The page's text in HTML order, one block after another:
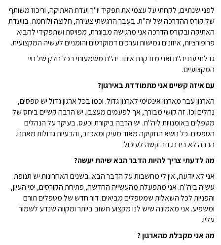
לפני שנתיים, לקחתי על עצמי את תפקיד יו"ר ועדת האתיקה, וריכוז משותף
של קורס ההדרכה של יה"ת. בעבר הרגשתי צעירה, חלוצה ולוחמת. בוועדת
האתיקה ובקורס הדרכה אני מרגישה מבוגרת, מפויסת ושתפקידי להביא
פרופורציות, איזונים גמישות וערכים דמוקרטים והומניים לעשיה המקצועית.
גדלתי עם יה"ת ואני מזדקנת איתו . יה"ת משמעותי בכל חלק של חיי
המקצועיים.
עם איזה קשיים אני מתמודדת באירגון?
הארגון עבר מארגון אינטימי לארגון גדול. וכמו בכל ארגון גדול יש טפסים,
נהלים וכו'. זה קושי מבורך, אך לפעמים מעצבן. יש הרבה קשיים ביחס של
מטפלים באומנויות ליה"ת. יש הרבה ביקורת וכעס. בעיקר על הנהלים
הטפסים. כל נושא החקיקה מאוד מעיק ומאכזב, והבעיות גדולות מאתנו.
הרבה לא בידנו. וזה קשה לעיכול.
מה לדעתי צריך להיות הדבר הבא שיהת יעשה?
אני לא יודעת, אין לי מחשבות על הדבר הבא. בשנים האחרונות יש תנופת
עשיה ביה"ת. אני מתפעלת מהעשייה החדשה, פתיחת הקורסים, ימי העיון,
והפניות לכל השאלות שמטפלים מביאים. דור חדש של מטפלים תורם
ומשפיע. אני מאמינה שיש לנו מקצוע חשוב ביותר ומקווה שנדע לשמור
עליו.
מה אני מקבלת מהארגון ?